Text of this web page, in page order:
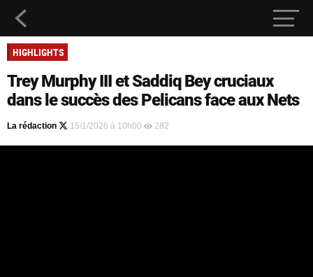
HIGHLIGHTS
Trey Murphy III et Saddiq Bey cruciaux
dans le succès des Pelicans face aux Nets
La rédaction 15/1/2026 à 10h00 282